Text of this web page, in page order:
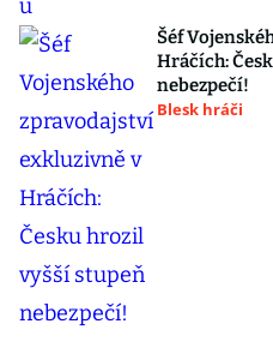
Šéf
Hráčích:
nebezpečí!
Blesk hráči